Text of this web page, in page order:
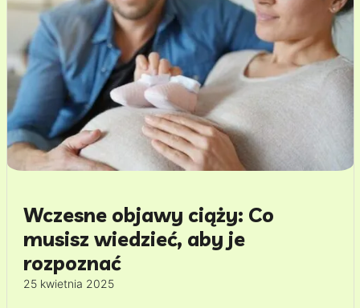
Wczesne objawy ciąży: Co
musisz wiedzieć, aby je
rozpoznać
25 kwietnia 2025